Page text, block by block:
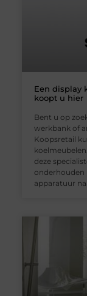
Een display
koopt u hier
Bent u op
werkbank of
Koopsretail
deze
onderhouden
apparatuur